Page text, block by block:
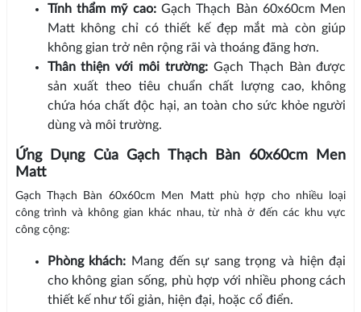
Tính thẩm mỹ cao:Gạch Thạch Bàn 60x60cm Men
Matt không chỉ có thiết kế đẹp mắt mà còn giúp
không gian trở nên rộng rãi và thoáng đãng hơn.
Thân thiện với môi trường: Gạch Thạch Bàn được
sản xuất theo tiêu chuẩn chất lượng cao, không
chứa hóa chất độc hại, an toàn cho sức khỏe người
dùng và môi trường.
Ứng Dụng Của Gạch Thạch Bàn 60x60cm Men
Matt
Gạch Thạch Bàn 60x60cm Men Matt phù hợp cho nhiều loại
công trình và không gian khác nhau, từ nhà ở đến các khu vực
công cộng:
Phòng khách: Mang đến sự sang trọng và hiện đại
cho không gian sống, phù hợp với nhiều phong cách
thiết kế như tối giản, hiện đại, hoặc cổ điển.